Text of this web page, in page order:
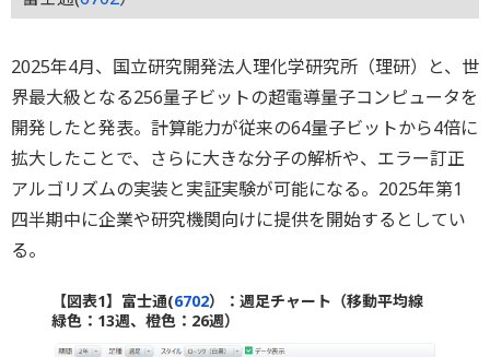
2025年4月、国立研究開発法人理化学研究所（理研）と、世
界最大級となる256量子ビットの超電導量子コンピュータを
開発したと発表。計算能力が従来の64量子ビットから4倍に
拡大したことで、さらに大きな分子の解析や、エラー訂正
アルゴリズムの実装と実証実験が可能になる。2025年第1
四半期中に企業や研究機関向けに提供を開始するとしてい
る。
【図表1】富士通(6702）：週足チャート（移動平均線
緑色：13週、橙色：26週）